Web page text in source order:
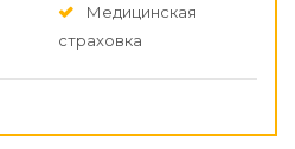
Медицинская
страховка